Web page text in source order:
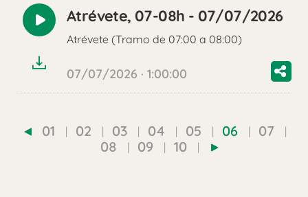
Reproducir
audio
Atrévete, 07-08h - 07/07/2026
Atrévete (Tramo de 07:00 a 08:00)
07/07/2026 · 1:00:00
01 02 03 04 05 06
07
08
09 10